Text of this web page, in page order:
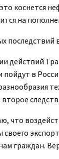
коснется
на
последствий
действий
пойдут в
что
своего
граждан.